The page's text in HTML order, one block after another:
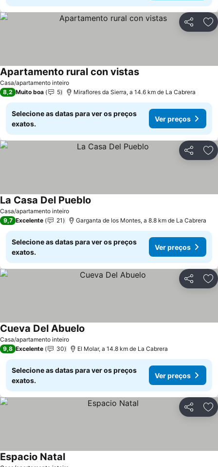
Partilhar
Casa/apartamento inteiro
Apartamento rural con vistas
8,2 Muito boa 5 Miraflores da Sierra, a 14.6 km de La Cabrera
Selecione as datas para ver os preços
exatos.
Ver preços
Partilhar
Casa/apartamento inteiro
La Casa Del Pueblo
9,7 Excelente 21 Garganta de los Montes, a 8.8 km de La Cabrera
Selecione as datas para ver os preços
exatos.
Ver preços
Partilhar
Casa/apartamento inteiro
Cueva Del Abuelo
9,8 Excelente 30 El Molar, a 14.8 km de La Cabrera
Selecione as datas para ver os preços
exatos.
Ver preços
Partilhar
Espacio Natal